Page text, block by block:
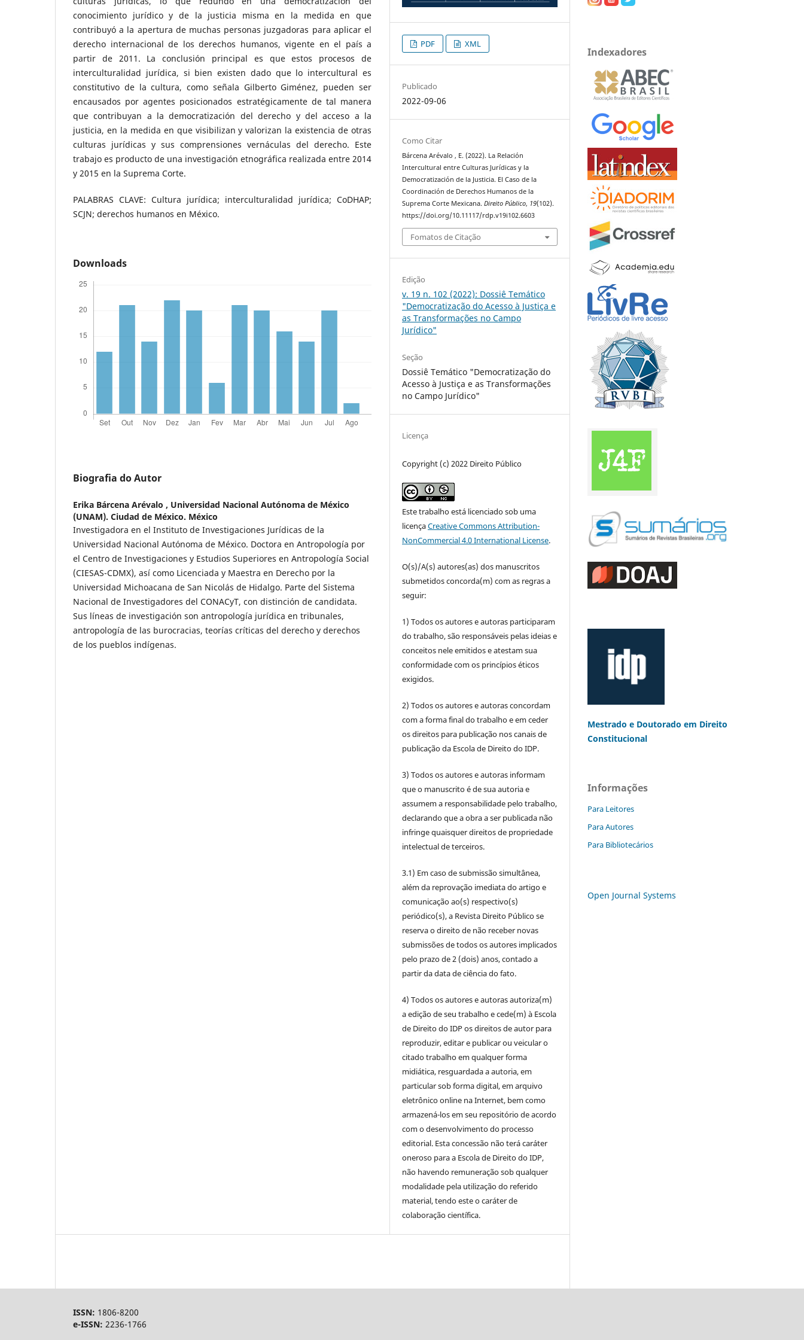
conocimiento jurídico y de la justicia misma en la medida en que
contribuyó a la apertura de muchas personas juzgadoras para aplicar el
derecho internacional de los derechos humanos, vigente en el país a
partir de 2011. La conclusión principal es que estos procesos de
interculturalidad jurídica, si bien existen dado que lo intercultural es
constitutivo de la cultura, como señala Gilberto Giménez, pueden ser
encausados por agentes posicionados estratégicamente de tal manera
que contribuyan a la democratización del derecho y del acceso a la
justicia, en la medida en que visibilizan y valorizan la existencia de otras
culturas jurídicas y sus comprensiones vernáculas del derecho. Este
trabajo es producto de una investigación etnográfica realizada entre 2014
y 2015 en la Suprema Corte.
PALABRAS CLAVE: Cultura jurídica; interculturalidad jurídica; CoDHAP;
SCJN; derechos humanos en México.
Downloads
Biografia do Autor
Erika Bárcena Arévalo , Universidad Nacional Autónoma de México
(UNAM). Ciudad de México. México
Investigadora en el Instituto de Investigaciones Jurídicas de la
Universidad Nacional Autónoma de México. Doctora en Antropología por
el Centro de Investigaciones y Estudios Superiores en Antropología Social
(CIESAS-CDMX), así como Licenciada y Maestra en Derecho por la
Universidad Michoacana de San Nicolás de Hidalgo. Parte del Sistema
Nacional de Investigadores del CONACyT, con distinción de candidata.
Sus líneas de investigación son antropología jurídica en tribunales,
antropología de las burocracias, teorías críticas del derecho y derechos
de los pueblos indígenas.
PDF XML
Publicado
2022-09-06
Como Citar
Bárcena Arévalo , E. (2022). La Relación
Intercultural entre Culturas Jurídicas y la
Democratización de la Justicia. El Caso de la
Coordinación de Derechos Humanos de la
Suprema Corte Mexicana.Direito Público, 19(102).
https://doi.org/10.11117/rdp.v19i102.6603
Fomatos de Citação
Edição
v. 19 n. 102 (2022): Dossiê Temático
"Democratização do Acesso à Justiça e
as Transformações no Campo
Jurídico"
Seção
Dossiê Temático "Democratização do
Acesso à Justiça e as Transformações
no Campo Jurídico"
Licença
Copyright (c) 2022 Direito Público
Este trabalho está licenciado sob uma
licençaCreative Commons Attribution-
NonCommercial 4.0 International License.
O(s)/A(s) autores(as) dos manuscritos
submetidos concorda(m) com as regras a
seguir:
1) Todos os autores e autoras participaram
do trabalho, são responsáveis pelas ideias e
conceitos nele emitidos e atestam sua
conformidade com os princípios éticos
exigidos.
2) Todos os autores e autoras concordam
com a forma final do trabalho e em ceder
os direitos para publicação nos canais de
publicação da Escola de Direito do IDP.
3) Todos os autores e autoras informam
que o manuscrito é de sua autoria e
assumem a responsabilidade pelo trabalho,
declarando que a obra a ser publicada não
infringe quaisquer direitos de propriedade
intelectual de terceiros.
3.1) Em caso de submissão simultânea,
além da reprovação imediata do artigo e
comunicação ao(s) respectivo(s)
periódico(s), a Revista Direito Público se
reserva o direito de não receber novas
submissões de todos os autores implicados
pelo prazo de 2 (dois) anos, contado a
partir da data de ciência do fato.
4) Todos os autores e autoras autoriza(m)
a edição de seu trabalho e cede(m) à Escola
de Direito do IDP os direitos de autor para
reproduzir, editar e publicar ou veicular o
citado trabalho em qualquer forma
midiática, resguardada a autoria, em
particular sob forma digital, em arquivo
eletrônico online na Internet, bem como
armazená-los em seu repositório de acordo
com o desenvolvimento do processo
editorial. Esta concessão não terá caráter
oneroso para a Escola de Direito do IDP,
não havendo remuneração sob qualquer
modalidade pela utilização do referido
material, tendo este o caráter de
colaboração científica.
Indexadores
Mestrado e Doutorado em Direito
Constitucional
Informações
Para Leitores
Para Autores
Para Bibliotecários
Open Journal Systems
ISSN: 1806-8200
e-ISSN: 2236-1766